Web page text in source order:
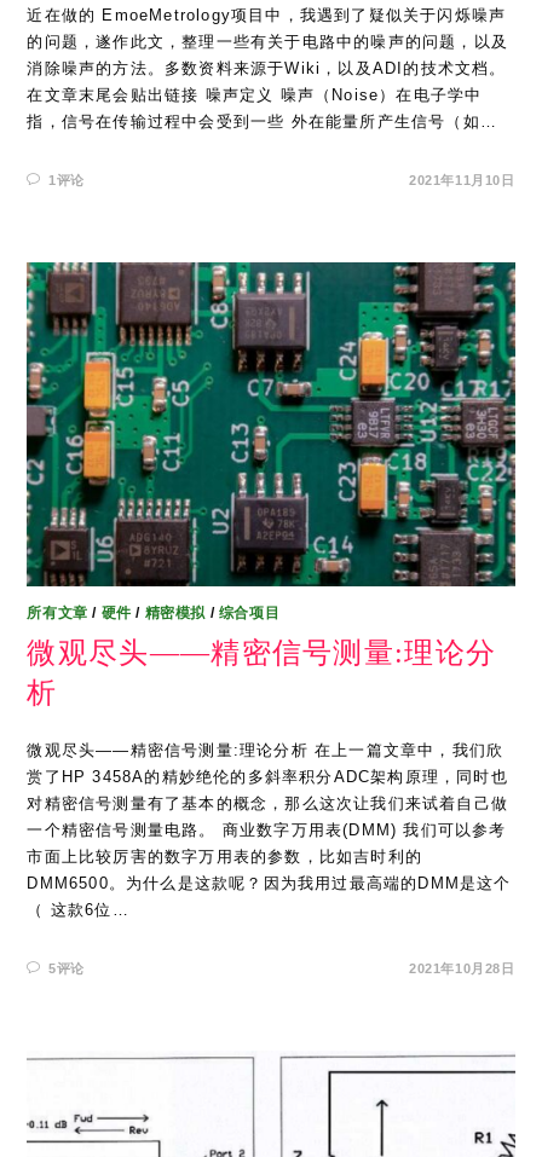
近在做的 EmoeMetrology项目中，我遇到了疑似关于闪烁噪声
的问题，遂作此文，整理一些有关于电路中的噪声的问题，以及
消除噪声的方法。多数资料来源于Wiki，以及ADI的技术文档。
在文章末尾会贴出链接 噪声定义 噪声（Noise）在电子学中
指，信号在传输过程中会受到一些 外在能量所产生信号（如…
1评论 2021年11月10日
所有文章 / 硬件 / 精密模拟 / 综合项目
微观尽头——精密信号测量:理论分
析
微观尽头——精密信号测量:理论分析 在上一篇文章中，我们欣
赏了HP 3458A的精妙绝伦的多斜率积分ADC架构原理，同时也
对精密信号测量有了基本的概念，那么这次让我们来试着自己做
一个精密信号测量电路。 商业数字万用表(DMM) 我们可以参考
市面上比较厉害的数字万用表的参数，比如吉时利的
DMM6500。为什么是这款呢？因为我用过最高端的DMM是这个
（ 这款6位…
5评论 2021年10月28日